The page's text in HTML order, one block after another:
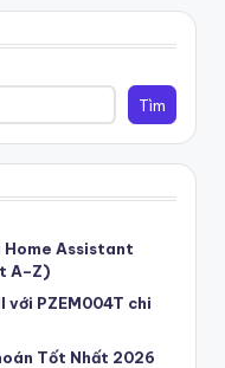
Tìm
Assistant
A–Z)
với PZEM004T chi
Tốt Nhất 2026